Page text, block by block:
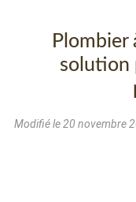
Plombier
solution
Modifié le20 novembre